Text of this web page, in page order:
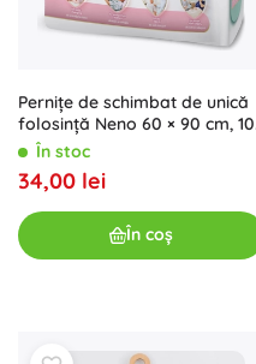
Pernițe de schimbat de unică
folosință Neno 60 × 90 cm, 10
bucÎn stoc
34,00 lei
În coș